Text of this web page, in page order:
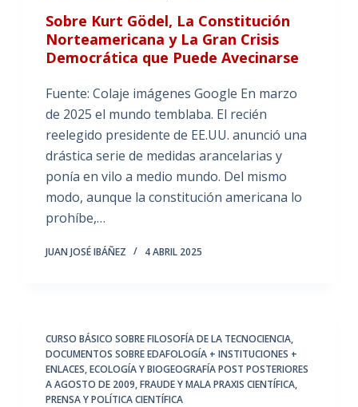
Sobre Kurt Gödel, La Constitución
Norteamericana y La Gran Crisis
Democrática que Puede Avecinarse
Fuente: Colaje imágenes Google En marzo
de 2025 el mundo temblaba. El recién
reelegido presidente de EE.UU. anunció una
drástica serie de medidas arancelarias y
ponía en vilo a medio mundo. Del mismo
modo, aunque la constitución americana lo
prohíbe,…
JUAN JOSÉ IBÁÑEZ 4 ABRIL 2025
CURSO BÁSICO SOBRE FILOSOFÍA DE LA TECNOCIENCIA,
DOCUMENTOS SOBRE EDAFOLOGÍA + INSTITUCIONES +
ENLACES,ECOLOGÍA Y BIOGEOGRAFÍA POST POSTERIORES
A AGOSTO DE 2009,FRAUDE Y MALA PRAXIS CIENTÍFICA,
PRENSA Y POLÍTICA CIENTÍFICA